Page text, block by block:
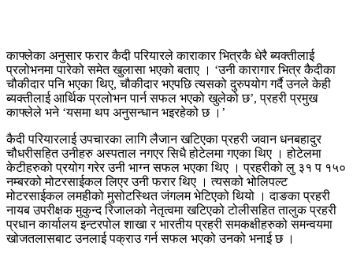
काफ्लेका अनुसार फरार कैदी परियारले काराकार भित्रकै धेरै ब्यक्तीलाई
प्रलोभनमा पारेको समेत खुलासा भएको बताए । ‘उनी कारागार भित्र कैदीका
चौकीदार पनि भएका थिए, चौकीदार भएपछि त्यसको दुरुपयोग गर्दै उनले केही
ब्यक्तीलाई आर्थिक प्रलोभन पार्न सफल भएको खुलेको छ’, प्रहरी प्रमुख
काफ्लेले भने ‘यसमा थप अनुसन्धान भइरहेको छ ।’
कैदी परियारलाई उपचारका लागि लैजान खटिएका प्रहरी जवान धनबहादुर
चौधरीसहित उनीहरु अस्पताल नगएर सिधै होटेलमा गएका थिए । होटेलमा
केटीहरुको प्रयोग गरेर उनी भाग्न सफल भएका थिए । प्रहरीको लु ३१ प १५०
नम्बरको मोटरसाईकल लिएर उनी फरार थिए । त्यसको भोलिपल्ट
मोटरसाईकल लमहीको मुसोटस्थित जंगलम भेटिएको थियो । दाङका प्रहरी
नायब उपरीक्षक मुकुन्द रिजालको नेतृत्वमा खटिएको टोलीसहित तालुक प्रहरी
प्रधान कार्यालय इन्टरपोल शाखा र भारतीय प्रहरी समकक्षीहरुको समन्वयमा
खोजतलासबाट उनलाई पक्राउ गर्न सफल भएको उनको भनाई छ ।